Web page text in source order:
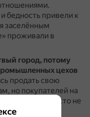
бедность привели к
заселённым
проживали в
город, потому
цехов
продать свою
но покупателей на
часто просто не